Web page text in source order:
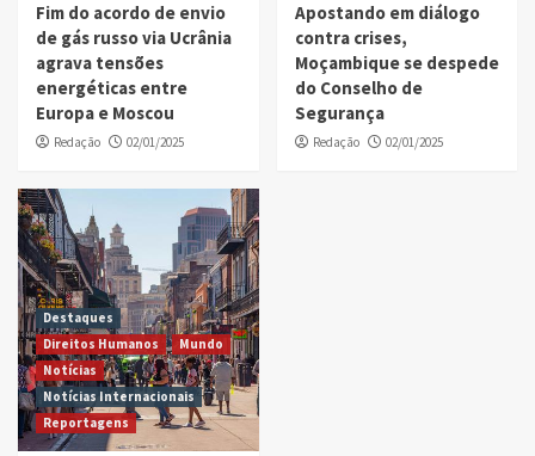
Fim do acordo de envio
de gás russo via Ucrânia
agrava tensões
energéticas entre
Europa e Moscou
Redação 02/01/2025
Apostando em diálogo
contra crises,
Moçambique se despede
do Conselho de
Segurança
Redação 02/01/2025
Destaques
Direitos Humanos
Mundo
Notícias
Notícias Internacionais
Reportagens